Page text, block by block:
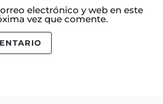
electrónico y web en este
vez que comente.